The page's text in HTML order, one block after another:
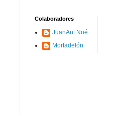
Colaboradores
JuanAnt.Noé
Mortadelón